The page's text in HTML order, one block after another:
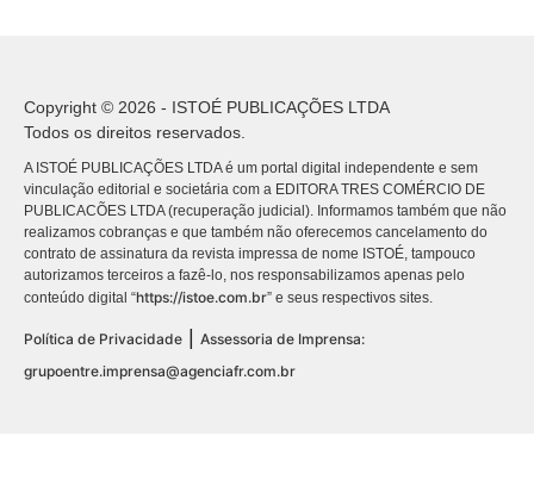
Copyright © 2026 - ISTOÉ PUBLICAÇÕES LTDA
Todos os direitos reservados.
A ISTOÉ PUBLICAÇÕES LTDA é um portal digital independente e sem
vinculação editorial e societária com a EDITORA TRES COMÉRCIO DE
PUBLICACÕES LTDA (recuperação judicial). Informamos também que não
realizamos cobranças e que também não oferecemos cancelamento do
contrato de assinatura da revista impressa de nome ISTOÉ, tampouco
autorizamos terceiros a fazê-lo, nos responsabilizamos apenas pelo
conteúdo digital “https://istoe.com.br” e seus respectivos sites.
Política de Privacidade
Assessoria de Imprensa:
grupoentre.imprensa@agenciafr.com.br